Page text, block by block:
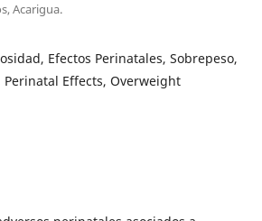
Acarigua.
Efectos Perinatales, Sobrepeso,
Effects, Overweight